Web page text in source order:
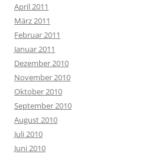
April 2011
März 2011
Februar 2011
Januar 2011
Dezember 2010
November 2010
Oktober 2010
September 2010
August 2010
Juli 2010
Juni 2010